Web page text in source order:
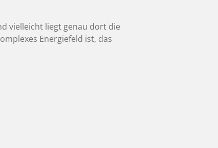
vielleicht liegt genau dort die
Energiefeld ist, das